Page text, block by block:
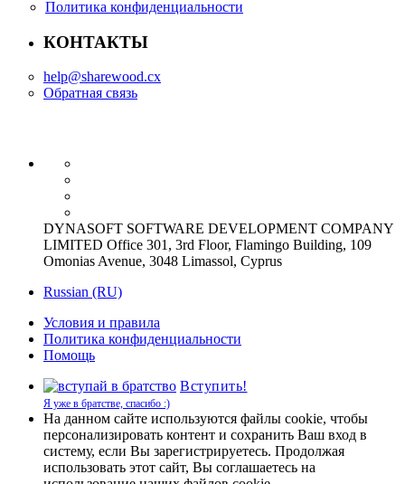
Политика конфиденциальности
КОНТАКТЫ
help@sharewood.cx
Обратная связь
DYNASOFT SOFTWARE DEVELOPMENT COMPANY
LIMITED Office 301, 3rd Floor, Flamingo Building, 109
Omonias Avenue, 3048 Limassol, Cyprus
Russian (RU)
Условия и правила
Политика конфиденциальности
Помощь
Вступить!
Я уже в братстве, спасибо :)
На данном сайте используются файлы cookie, чтобы
персонализировать контент и сохранить Ваш вход в
систему, если Вы зарегистрируетесь. Продолжая
использовать этот сайт, Вы соглашаетесь на